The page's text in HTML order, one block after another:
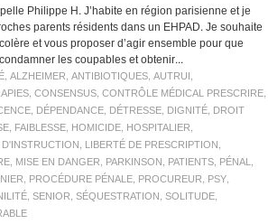
Philippe H. J’habite en région parisienne et je
parents résidents dans un EHPAD. Je souhaite
et vous proposer d’agir ensemble pour que
les coupables et obtenir...
, ALZHEIMER, ANTIBIOTIQUES, AUTRUI,
, CONSENSUS, CONTRÔLE MÉDICAL PRESCRIRE,
, DÉPENDANCE, DÉTRESSE, DIGNITÉ, DROIT
, FAIBLESSE, HOMICIDE, HOSPITALIER,
, LIBERTÉ DE PRESCRIPTION,
, MISE EN DANGER, PARKINSON, PATIENTS, PÉNAL,
, PROCÉDURE PÉNALE, PROCUREUR, PSY,
, SENIOR, SÉQUESTRATION, SOLITUDE,